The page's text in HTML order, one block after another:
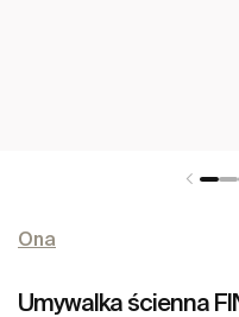
Ona
Umywalka ścienna